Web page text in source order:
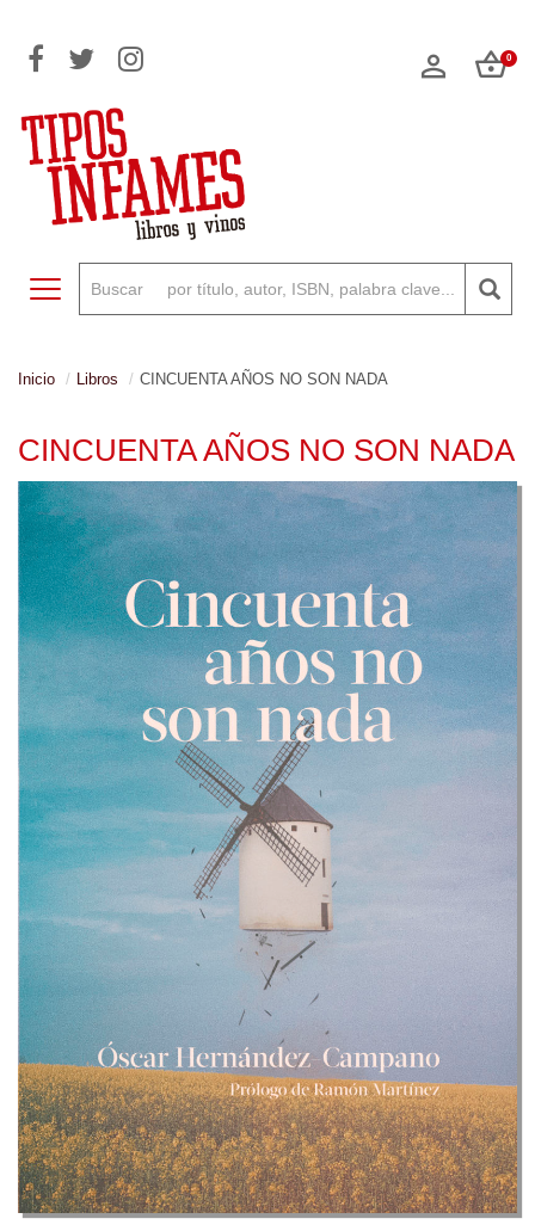
0
Toggle navigation
Inicio Libros CINCUENTA AÑOS NO SON NADA
CINCUENTA AÑOS NO SON NADA